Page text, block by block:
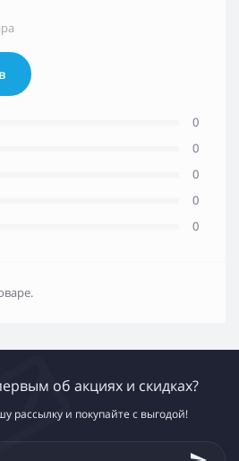
0
0
0
0
0
об акциях и скидках?
рассылку и покупайте с выгодой!